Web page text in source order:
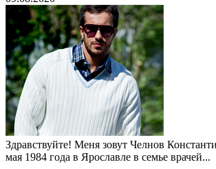
Здравствуйте! Меня зовут Челнов
мая 1984 года в Ярославле в семье врачей...